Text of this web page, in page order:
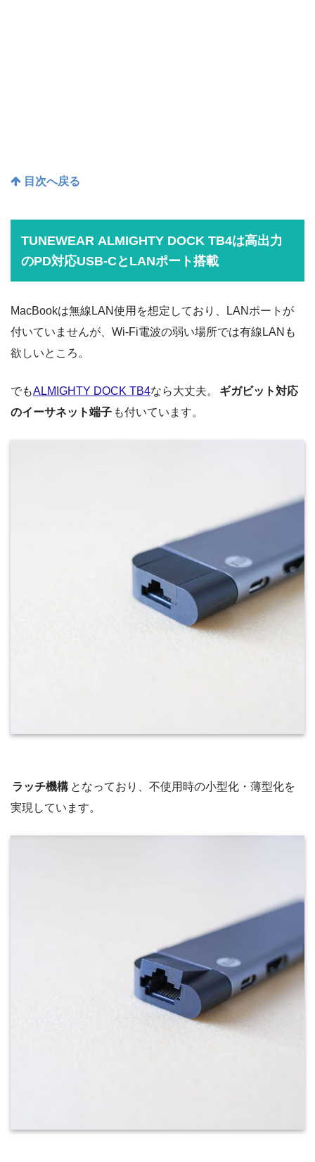
目次へ戻る
TUNEWEAR ALMIGHTY DOCK TB4は高出力
のPD対応USB-CとLANポート搭載
MacBookは無線LAN使用を想定しており、LANポートが
付いていませんが、Wi-Fi電波の弱い場所では有線LANも
欲しいところ。
でもALMIGHTY DOCK TB4なら大丈夫。
ギガビット対応
のイーサネット端子 も付いています。
ラッチ機構 となっており、不使用時の小型化・薄型化を
実現しています。